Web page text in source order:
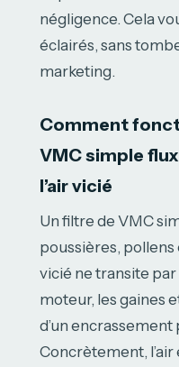
négligence. Cela
éclairés, sans
marketing.
Comment
VMC simple
l’air vicié
Un filtre de VMC
poussières, pollens
vicié ne transite
moteur, les gaines
d’un
Concrètement,